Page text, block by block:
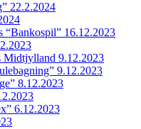
22.2.2024
16.12.2023
Midtjylland 9.12.2023
9.12.2023
8.12.2023
6.12.2023